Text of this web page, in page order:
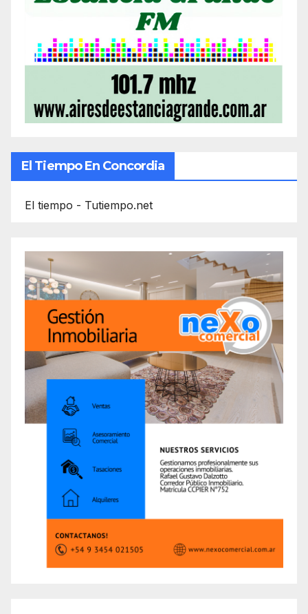
El Tiempo En Concordia
El tiempo - Tutiempo.net